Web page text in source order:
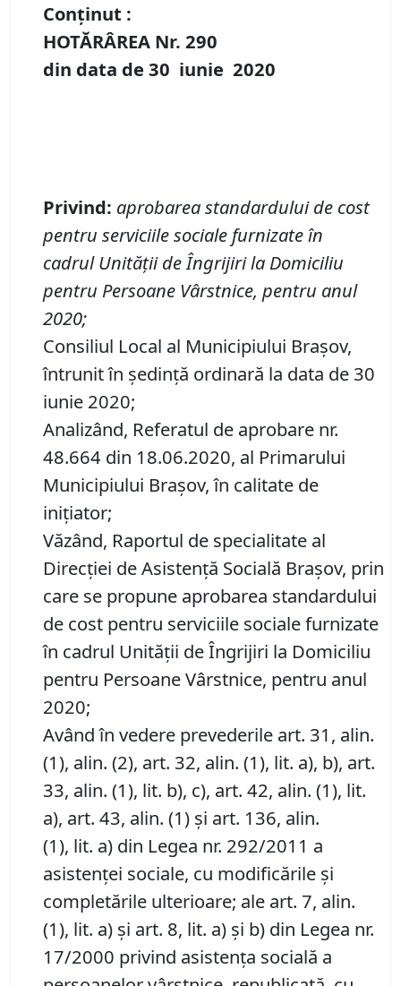
Conținut :
HOTĂRÂREA Nr. 290
din data de 30 iunie 2020
Privind: aprobarea standardului de cost
pentru serviciile sociale furnizate în
cadrul Unității de Îngrijiri la Domiciliu
pentru Persoane Vârstnice, pentru anul
2020;
Consiliul Local al Municipiului Brașov,
întrunit în ședință ordinară la data de 30
iunie 2020;
Analizând, Referatul de aprobare nr.
48.664 din 18.06.2020, al Primarului
Municipiului Brașov, în calitate de
inițiator;
Văzând, Raportul de specialitate al
Direcției de Asistență Socială Brașov, prin
care se propune aprobarea standardului
de cost pentru serviciile sociale furnizate
în cadrul Unității de Îngrijiri la Domiciliu
pentru Persoane Vârstnice, pentru anul
2020;
Având în vedere prevederile art. 31, alin.
(1), alin. (2), art. 32, alin. (1), lit. a), b), art.
33, alin. (1), lit. b), c), art. 42, alin. (1), lit.
a), art. 43, alin. (1) şi art. 136, alin.
(1), lit. a) din Legea nr. 292/2011 a
asistenţei sociale, cu modificările și
completările ulterioare; ale art. 7, alin.
(1), lit. a) și art. 8, lit. a) și b) din Legea nr.
17/2000 privind asistenţa socială a